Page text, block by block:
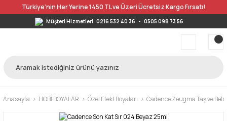
Türkiye’nin Her Yerine 1450 TL ve Üzeri Ücretsiz Kargo Fırsatı!
Müşteri Hizmetleri 0216 532 40 36 - 0505 098 73 56
Anasayfa HOBİ BOYALAR Özel Efekt Boyaları Cadence Zeugma Taş ve